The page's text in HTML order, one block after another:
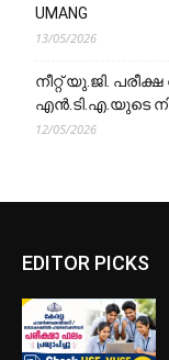
UMANG
13/05/2026
നീറ്റ് യു.ജി.
എൻ.ടി.എ.യുടെ
12/05/2026
EDITOR PICKS